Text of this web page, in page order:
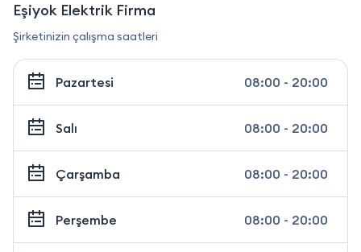
Eşiyok Elektrik Firma
Şirketinizin çalışma saatleri
Pazartesi 08:00 - 20:00
Salı 08:00 - 20:00
Çarşamba 08:00 - 20:00
Perşembe 08:00 - 20:00